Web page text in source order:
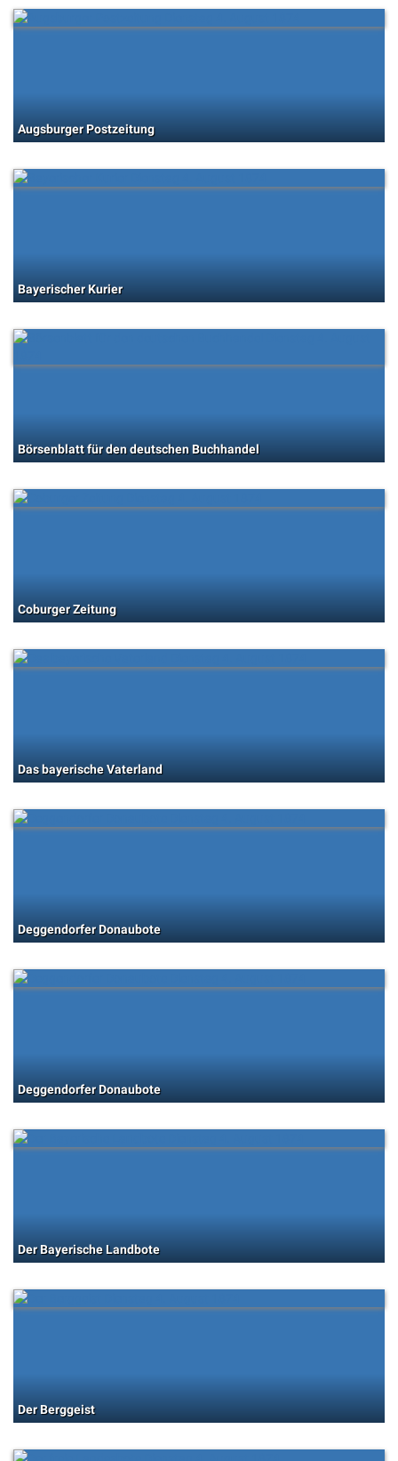
Augsburger Postzeitung
Bayerischer Kurier
Börsenblatt für den deutschen Buchhandel
Coburger Zeitung
Das bayerische Vaterland
Deggendorfer Donaubote
Deggendorfer Donaubote
Der Bayerische Landbote
Der Berggeist